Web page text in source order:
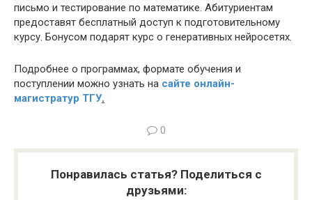
письмо и тестирование по математике. Абитуриентам
предоставят бесплатный доступ к подготовительному
курсу. Бонусом подарят курс о генеративных нейросетях.
Подробнее о программах, формате обучения и
поступлении можно узнать на сайте онлайн-
магистратур ТГУ.
0
Понравилась статья? Поделиться с
друзьями: